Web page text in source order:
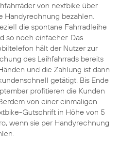
von nextbike über
Handyrechnung bezahlen.
die spontane Fahrradleihe
so noch einfacher. Das
hält der Nutzer zur
des Leihfahrrads bereits
und die Zahlung ist dann
getätigt. Bis Ende
profitieren die Kunden
von einer einmaligen
Gutschrift in Höhe von 5
wenn sie per Handyrechnung